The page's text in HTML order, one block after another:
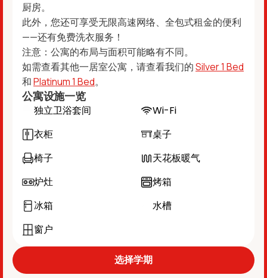
厨房。
此外，您还可享受无限高速网络、全包式租金的便利
——还有免费洗衣服务！
注意：公寓的布局与面积可能略有不同。
如需查看其他一居室公寓，请查看我们的Silver 1 Bed
和Platinum 1 Bed。
公寓设施一览
独立卫浴套间
Wi-Fi
衣柜
桌子
椅子
天花板暖气
炉灶
烤箱
冰箱
水槽
窗户
选择学期